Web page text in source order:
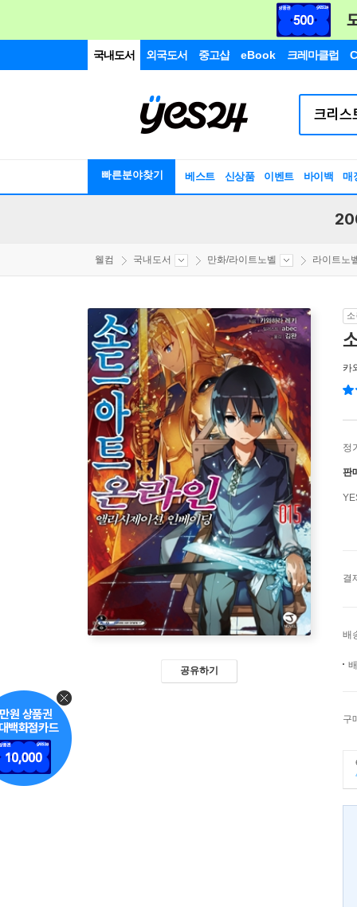
국내도서 외국도서 중고샵 eBook 크레마클럽
빠른분야찾기 베스트 신상품 이벤트 바이백 매
웰컴 국내도서 만화/라이트노벨 라이트노
공유하기
카
정
판
결
배
구